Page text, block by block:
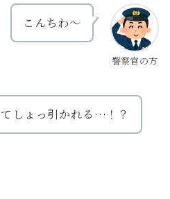
警察官の方
こんちわ～
しょっ引かれる…！？